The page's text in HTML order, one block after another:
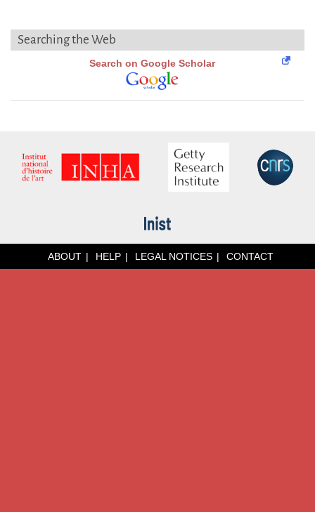
Searching the Web
Search on Google Scholar
ABOUT HELP LEGAL NOTICES CONTACT